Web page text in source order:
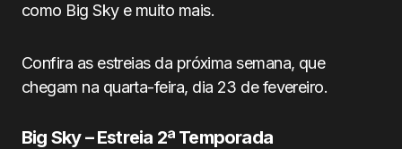
como Big Sky e muito mais.
Confira as estreias da próxima semana, que
chegam na quarta-feira, dia 23 de fevereiro.
Big Sky – Estreia 2ª Temporada